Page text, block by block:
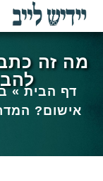
מה זה
דף הבית»
אישום?